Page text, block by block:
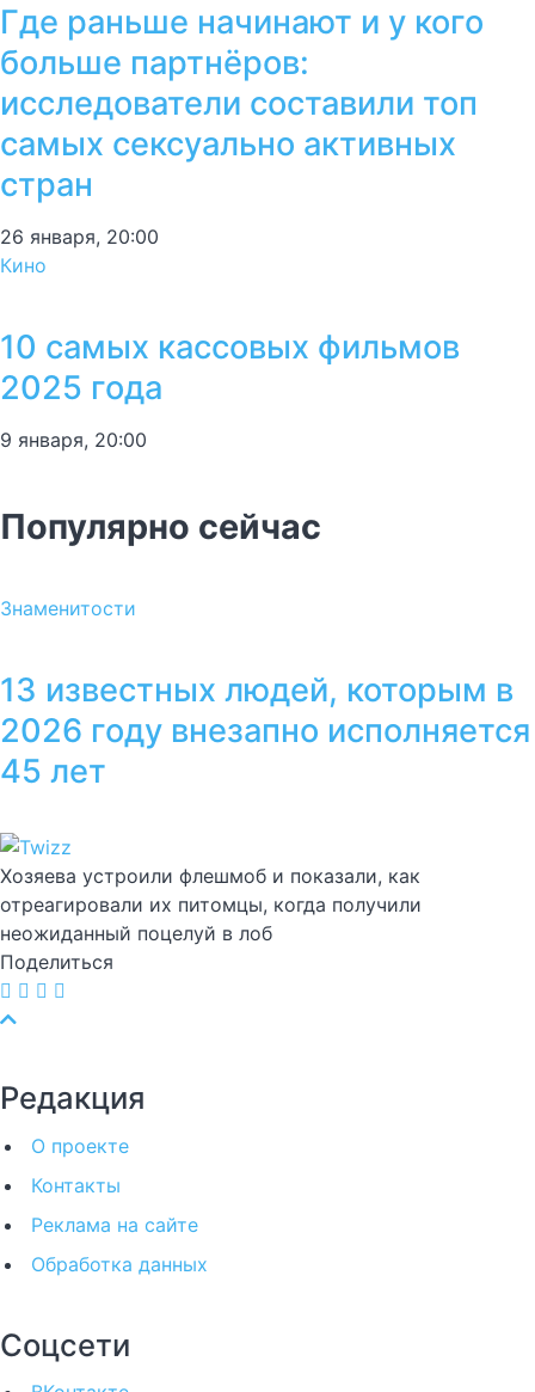
Где раньше начинают и у кого
больше партнёров:
исследователи составили топ
самых сексуально активных
стран
26 января, 20:00
Кино
10 самых кассовых фильмов
2025 года
9 января, 20:00
Популярно сейчас
Знаменитости
13 известных людей, которым в
2026 году внезапно исполняется
45 лет
Хозяева устроили флешмоб и показали, как
отреагировали их питомцы, когда получили
неожиданный поцелуй в лоб
Поделиться
Редакция
О проекте
Контакты
Реклама на сайте
Обработка данных
Соцсети